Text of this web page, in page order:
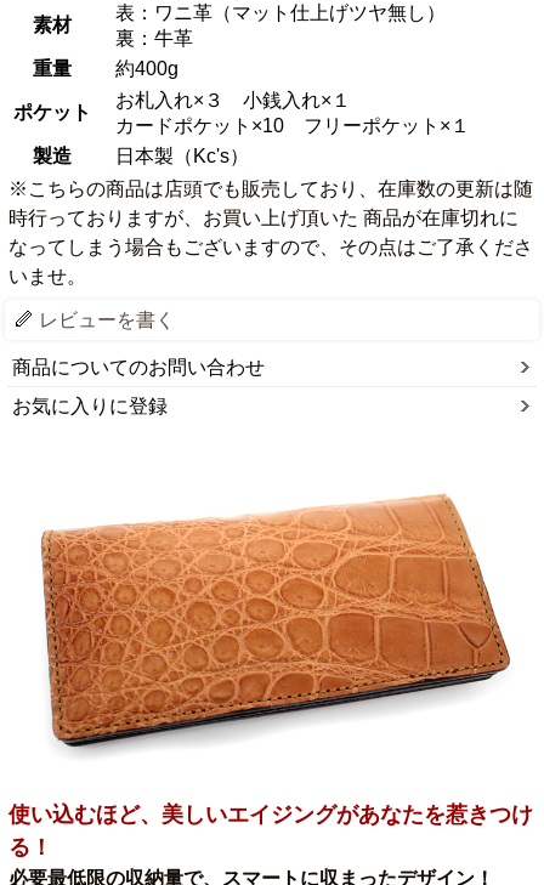
素材
表：ワニ革（マット仕上げツヤ無し）
裏：牛革
重量
約400g
ポケット
お札入れ×３ 小銭入れ×１
カードポケット×10 フリーポケット×１
製造
日本製（Kc's）
※こちらの商品は店頭でも販売しており、在庫数の更新は随
時行っておりますが、お買い上げ頂いた 商品が在庫切れに
なってしまう場合もございますので、その点はご了承くださ
いませ。
レビューを書く
商品についてのお問い合わせ
お気に入りに登録
使い込むほど、美しいエイジングがあなたを惹きつけ
る ！
必要最低限の収納量で、スマートに収まったデザイン！